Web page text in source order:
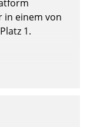
in einem von
1.